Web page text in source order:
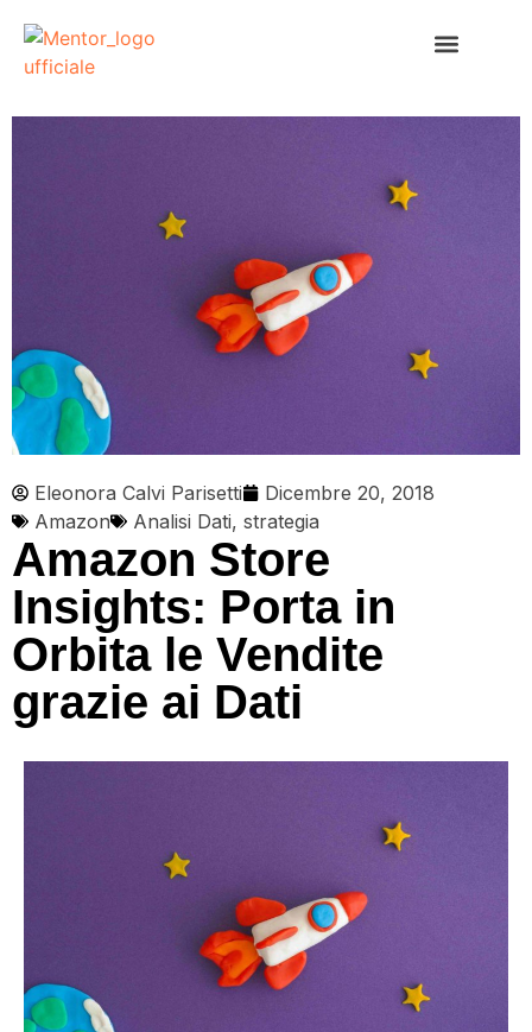
Eleonora Calvi Parisetti
Dicembre 20, 2018
Amazon
Analisi Dati, strategia
Amazon Store
Insights: Porta in
Orbita le Vendite
grazie ai Dati